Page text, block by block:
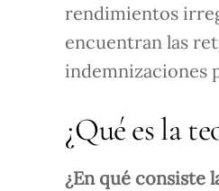
rendimientos
encuentran las
indemnizaciones
¿Qué es la
¿En qué consiste